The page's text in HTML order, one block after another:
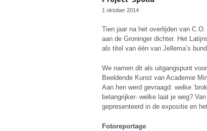
1 oktober 2014
Tien jaar na het overlijden van
aan de Groninger dichter. Het
als titel van één van Jellema’s
We namen dit als uitgangspunt
Beeldende Kunst van Academie
Aan hen werd gevraagd: welke
belangrijker- welke laat je weg?
gepresenteerd in de expositie en
Fotoreportage